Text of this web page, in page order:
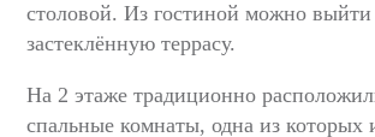
столовой. Из гостиной можно
застеклённую террасу.
На 2 этаже традиционно
спальные комнаты, одна из которых